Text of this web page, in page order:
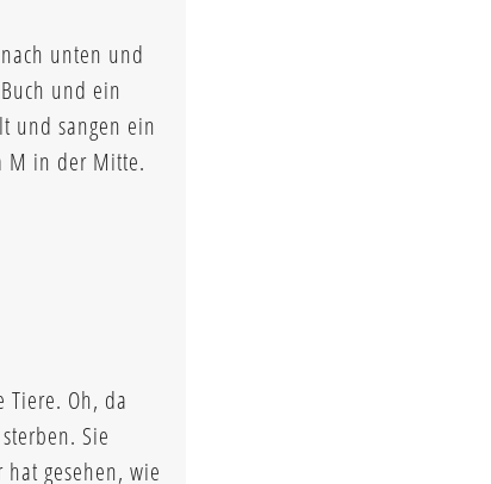
unten und
und ein
und sangen ein
M in der Mitte.
Oh, da
Sie
gesehen, wie